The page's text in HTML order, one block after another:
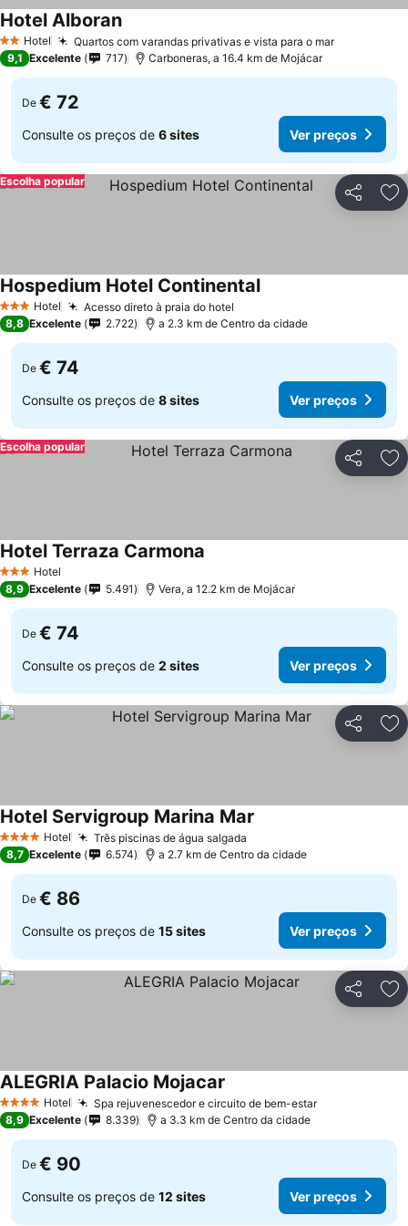
2 Estrelas
Hotel Quartos com varandas privativas e vista para o marVer preços
Hotel AlboranVer preços
9,1 Excelente 717 Carboneras, a 16.4 km de Mojácar
De € 72
Consulte os preços de 6 sites Ver preços
Partilhar
Escolha popular
3 EstrelasHotel Acesso direto à praia do hotel
Hospedium Hotel ContinentalVer preços
8,8 Excelente 2.722 a 2.3 km de Centro da cidade
De € 74
Consulte os preços de 8 sites Ver preços
Partilhar
Escolha popular
3 EstrelasHotel
Hotel Terraza Carmona
8,9 Excelente 5.491 Vera, a 12.2 km de Mojácar
De € 74
Consulte os preços de 2 sites Ver preços
Partilhar
4 EstrelasHotel Três piscinas de água salgada
Hotel Servigroup Marina Mar
8,7 Excelente 6.574 a 2.7 km de Centro da cidade
De € 86
Consulte os preços de 15 sites Ver preços
Partilhar
4 EstrelasHotel Spa rejuvenescedor e circuito de bem-estarVer preços
ALEGRIA Palacio Mojacar
8,9 Excelente 8.339 a 3.3 km de Centro da cidade
De € 90
Consulte os preços de 12 sites Ver preços